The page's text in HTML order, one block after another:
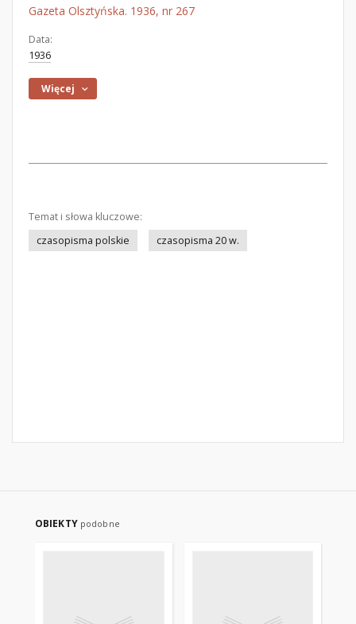
Gazeta Olsztyńska. 1936, nr 267
Data:
1936
Więcej
Temat i słowa kluczowe:
czasopisma polskie
czasopisma 20 w.
OBIEKTY podobne